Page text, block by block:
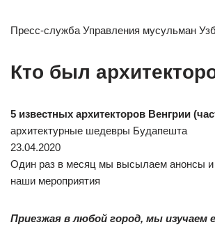
Пресс-служба Управления мусульман
Кто был
5 известных архитекторов Венгрии
архитектурные шедевры Будапешта
23.04.2020
Один раз в месяц мы высылаем анонсы и
наши мероприятия
Приезжая в любой город, мы изучаем